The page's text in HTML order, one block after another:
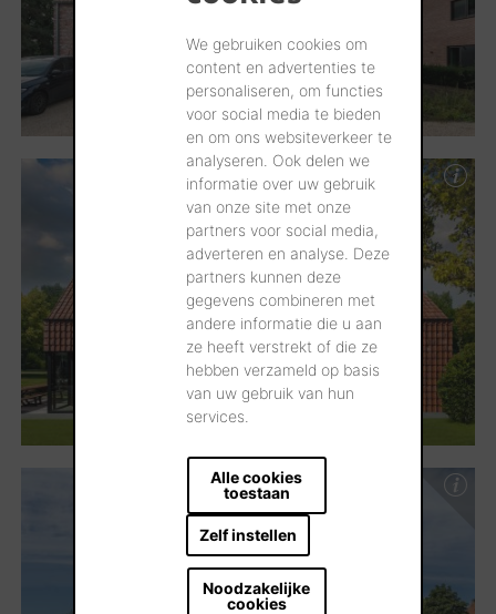
We gebruiken cookies om
content en advertenties te
personaliseren, om functies
voor social media te bieden
en om ons websiteverkeer te
analyseren. Ook delen we
informatie over uw gebruik
van onze site met onze
partners voor social media,
adverteren en analyse. Deze
partners kunnen deze
gegevens combineren met
andere informatie die u aan
ze heeft verstrekt of die ze
hebben verzameld op basis
van uw gebruik van hun
services.
Alle cookies
toestaan
Zelf instellen
Noodzakelijke
cookies